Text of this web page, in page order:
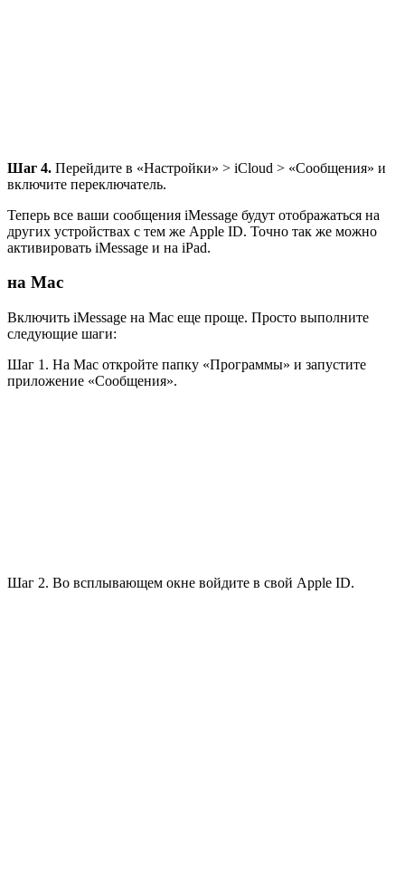
Шаг 4. Перейдите в «Настройки» > iCloud > «Сообщения» и
включите переключатель.
Теперь все ваши сообщения iMessage будут отображаться на
других устройствах с тем же Apple ID. Точно так же можно
активировать iMessage и на iPad.
на Mac
Включить iMessage на Mac еще проще. Просто выполните
следующие шаги:
Шаг 1. На Mac откройте папку «Программы» и запустите
приложение «Сообщения».
Шаг 2. Во всплывающем окне войдите в свой Apple ID.